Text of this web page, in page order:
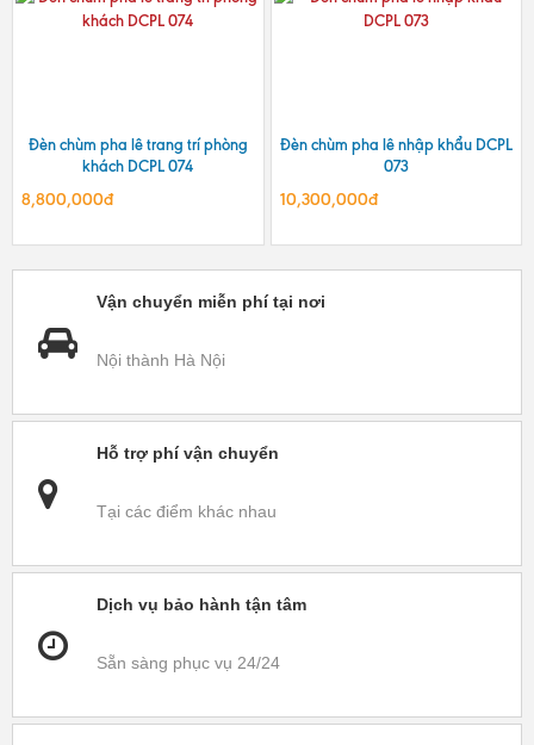
Đèn chùm pha lê trang trí phòng
khách DCPL 074
8,800,000đ
Đèn chùm pha lê nhập khẩu DCPL
073
10,300,000đ
Vận chuyển miễn phí tại nơi
Nội thành Hà Nội
Hỗ trợ phí vận chuyển
Tại các điểm khác nhau
Dịch vụ bảo hành tận tâm
Sẵn sàng phục vụ 24/24